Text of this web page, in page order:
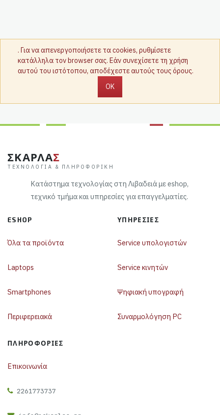
. Για να απενεργοποιήσετε τα cookies, ρυθμίσετε
κατάλληλα τον browser σας. Εάν συνεχίσετε τη χρήση
αυτού του ιστότοπου, αποδέχεστε αυτούς τους όρους.
OK
ΣΚΑΡΛΑΣ
ΤΕΧΝΟΛΟΓΊΑ & ΠΛΗΡΟΦΟΡΙΚΉ
Κατάστημα τεχνολογίας στη Λιβαδειά με eshop,
τεχνικό τμήμα και υπηρεσίες για επαγγελματίες.
ESHOP
Όλα τα προϊόντα
Laptops
Smartphones
Περιφερειακά
ΥΠΗΡΕΣΊΕΣ
Service υπολογιστών
Service κινητών
Ψηφιακή υπογραφή
Συναρμολόγηση PC
ΠΛΗΡΟΦΟΡΊΕΣ
Επικοινωνία
2261773737